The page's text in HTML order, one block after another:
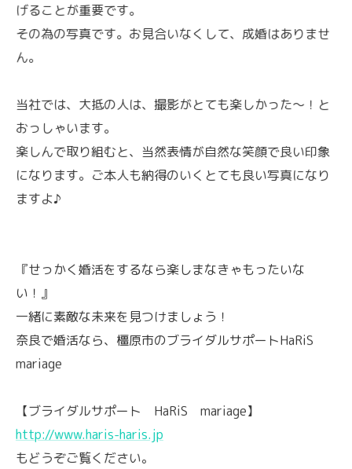
げることが重要です。
その為の写真です。お見合いなくして、成婚はありませ
ん。
当社では、大抵の人は、撮影がとても楽しかった～！と
おっしゃいます。
楽しんで取り組むと、当然表情が自然な笑顔で良い印象
になります。ご本人も納得のいくとても良い写真になり
ますよ♪
『せっかく婚活をするなら楽しまなきゃもったいな
い！』
一緒に素敵な未来を見つけましょう！
奈良で婚活なら、橿原市のブライダルサポートHaRiS
mariage
【ブライダルサポート HaRiS mariage】
http://www.haris-haris.jp
もどうぞご覧ください。